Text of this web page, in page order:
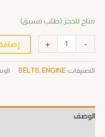
متاح للحجز (طلب مسبق)
-
+
التصنيفات: BELTS, ENGINE
الوصف